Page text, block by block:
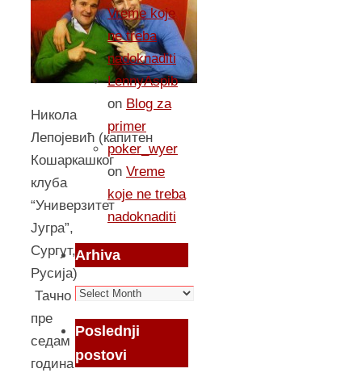
Никола
Лепоjевић (капитен
Кошаркашког
клуба
“Универзитет
Jугра”,
Сургут,
Русиjа)
Тачно
пре
седам
година
Vreme koje
ne treba
nadoknaditi
LennyAspib
on Blog za
primer
poker_wyer
on Vreme
koje ne treba
nadoknaditi
Arhiva
Arhiva
Poslednji
postovi